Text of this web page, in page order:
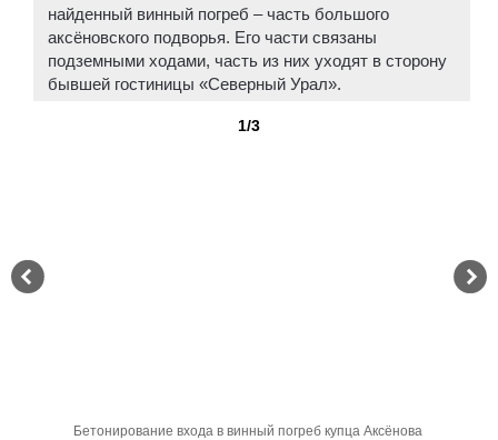
найденный винный погреб – часть большого
аксёновского подворья. Его части связаны
подземными ходами, часть из них уходят в сторону
бывшей гостиницы «Северный Урал».
1/3
Бетонирование входа в винный погреб купца Аксёнова